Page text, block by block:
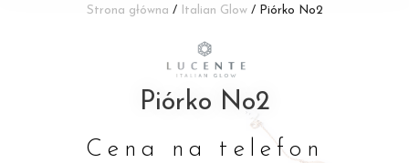
Strona główna / Italian Glow / Piórko No2
Piórko No2
Cena na telefon